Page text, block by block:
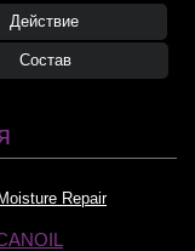
Действие
Состав
Repair